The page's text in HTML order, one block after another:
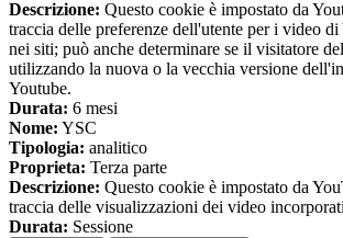
Descrizione: Questo cookie è impostato da
traccia delle preferenze dell'utente per i video
nei siti; può anche determinare se il visitatore
utilizzando la nuova o la vecchia versione
Youtube.
Durata: 6 mesi
Nome: YSC
Tipologia: analitico
Proprieta: Terza parte
Descrizione: Questo cookie è impostato da
traccia delle visualizzazioni dei video
Durata: Sessione